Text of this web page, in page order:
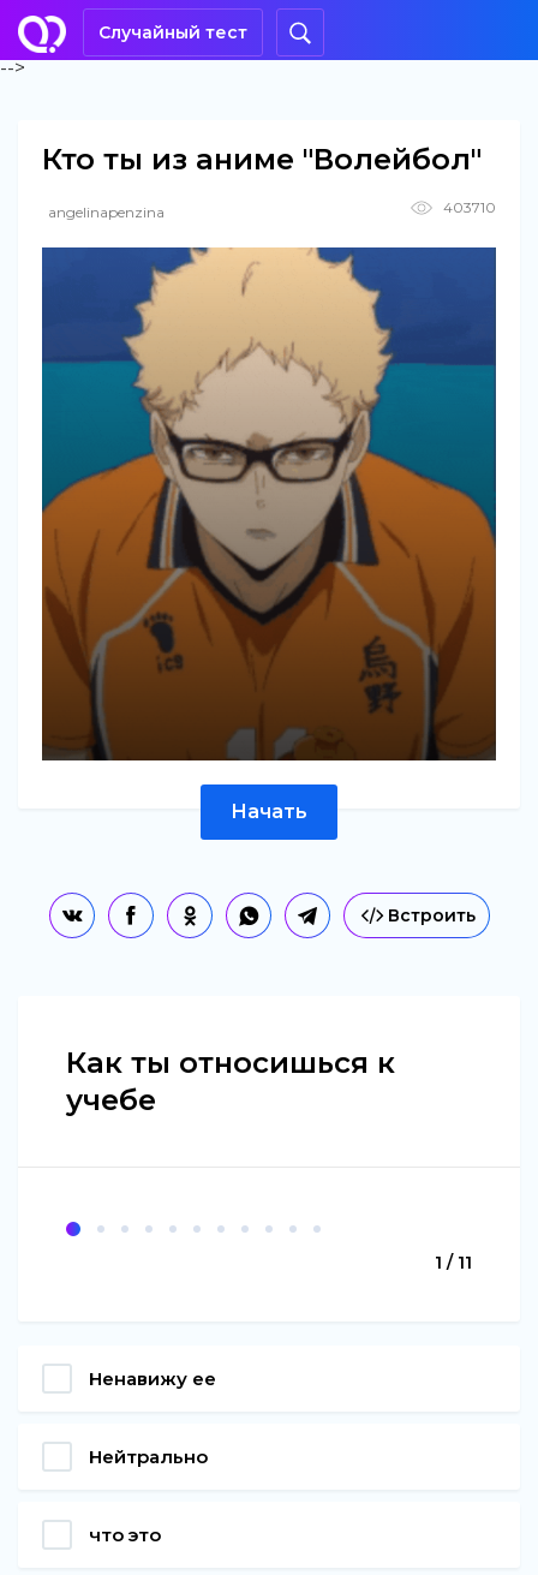
Случайный тест
-->
Кто ты из аниме "Волейбол"
angelinapenzina 403710
Начать
Встроить
Как ты относишься к
учебе
1 / 11
Ненавижу ее
Нейтрально
что это